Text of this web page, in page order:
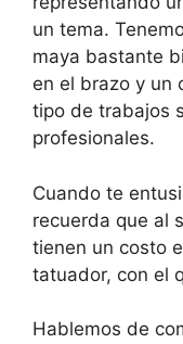
un tema.
maya bastante
en el brazo y un
tipo de trabajos
profesionales.
Cuando te
recuerda que al
tienen un costo
tatuador, con el
Hablemos de